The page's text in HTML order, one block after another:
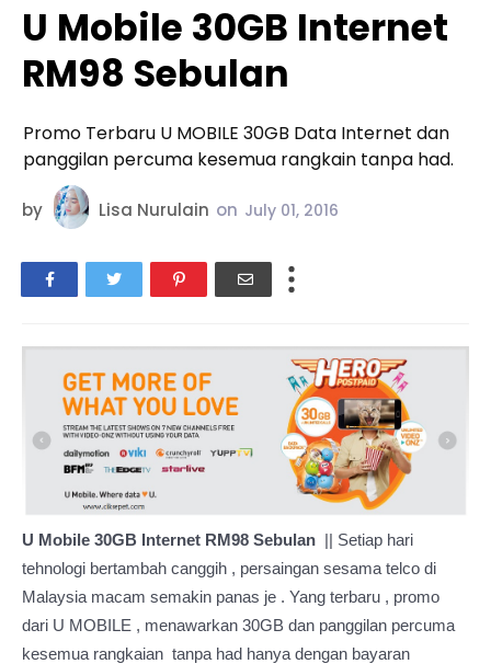
U Mobile 30GB Internet
RM98 Sebulan
Promo Terbaru U MOBILE 30GB Data Internet dan
panggilan percuma kesemua rangkain tanpa had.
by Lisa Nurulain on July 01, 2016
U Mobile 30GB Internet RM98 Sebulan || Setiap hari
tehnologi bertambah canggih , persaingan sesama telco di
Malaysia macam semakin panas je . Yang terbaru , promo
dari U MOBILE , menawarkan 30GB dan panggilan percuma
kesemua rangkaian tanpa had hanya dengan bayaran